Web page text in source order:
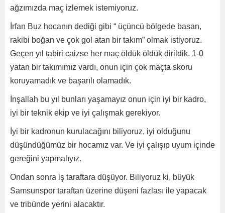
ağzımızda maç izlemek istemiyoruz.
İrfan Buz hocanın dediği gibi “ üçüncü bölgede basan,
rakibi boğan ve çok gol atan bir takım” olmak istiyoruz.
Geçen yıl tabiri caizse her maç öldük öldük dirildik. 1-0
yatan bir takımımız vardı, onun için çok maçta skoru
koruyamadık ve başarılı olamadık.
İnşallah bu yıl bunları yaşamayız onun için iyi bir kadro,
iyi bir teknik ekip ve iyi çalışmak gerekiyor.
İyi bir kadronun kurulacağını biliyoruz, iyi olduğunu
düşündüğümüz bir hocamız var. Ve iyi çalışıp uyum içinde
gereğini yapmalıyız.
Ondan sonra iş taraftara düşüyor. Biliyoruz ki, büyük
Samsunspor taraftarı üzerine düşeni fazlası ile yapacak
ve tribünde yerini alacaktır.